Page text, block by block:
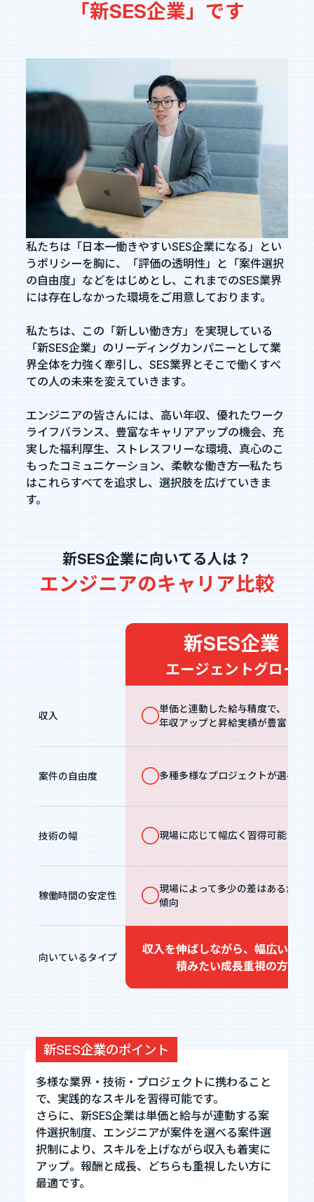
「新SES企業」です
私たちは「日本一働きやすいSES企業になる」とい
うポリシーを胸に、「評価の透明性」と「案件選択
の自由度」などをはじめとし、これまでのSES業界
には存在しなかった環境をご用意しております。
私たちは、この「新しい働き方」を実現している
「新SES企業」のリーディングカンパニーとして業
界全体を力強く牽引し、SES業界とそこで働くすべ
ての人の未来を変えていきます。
エンジニアの皆さんには、高い年収、優れたワーク
ライフバランス、豊富なキャリアアップの機会、充
実した福利厚生、ストレスフリーな環境、真心のこ
もったコミュニケーション、柔軟な働き方一私たち
はこれらすべてを追求し、選択肢を広げていきま
す。
新SES企業に向いてる人は？
エンジニアのキャリア比較
新SES企業
エージェントグロー
収入
単価と連動した給与精度で、
年収アップと昇給実績が豊富
案件の自由度 多種多様なプロジェクトが選べる
技術の幅 現場に応じて幅広く習得可能
稼働時間の安定性
現場によって多少の差はあるが安
傾向
向いているタイプ
収入を伸ばしながら、幅広い経験
積みたい成長重視の方
新SES企業のポイント
多様な業界・技術・プロジェクトに携わること
で、実践的なスキルを習得可能です。
さらに、新SES企業は単価と給与が連動する案
件選択制度、エンジニアが案件を選べる案件選
択制により、スキルを上げながら収入も着実に
アップ。報酬と成長、どちらも重視したい方に
最適です。